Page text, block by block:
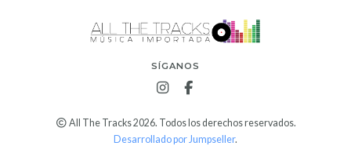
SÍGANOS
All The Tracks 2026. Todos los derechos reservados.
Desarrollado por Jumpseller.